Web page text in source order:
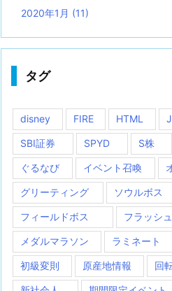
2020年1月 (11)
タグ
disney FIRE HTML
SBI証券 SPYD S株
ぐるなび イベント召喚
グリーティング ソウルボス
フィールドボス フラッシ
メダルマラソン ラミネート
初級変則 原産地情報 回